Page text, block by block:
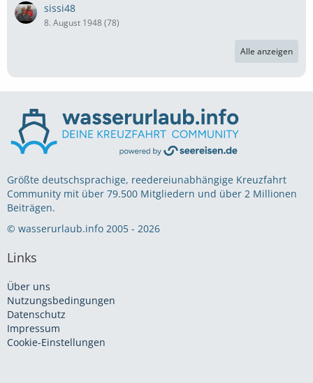
sissi48
8. August 1948 (78)
Alle anzeigen
Größte deutschsprachige, reedereiunabhängige Kreuzfahrt
Community mit über 79.500 Mitgliedern und über 2 Millionen
Beiträgen.
© wasserurlaub.info 2005 - 2026
Links
Über uns
Nutzungsbedingungen
Datenschutz
Impressum
Cookie-Einstellungen